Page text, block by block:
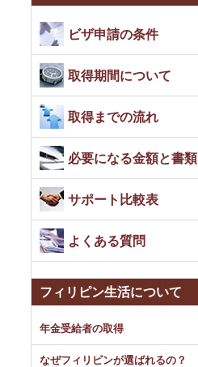
ビザ申請の条件
取得期間について
取得までの流れ
必要になる金額と書類
サポート比較表
よくある質問
フィリピン生活について
年金受給者の取得
なぜフィリピンが選ばれるの？